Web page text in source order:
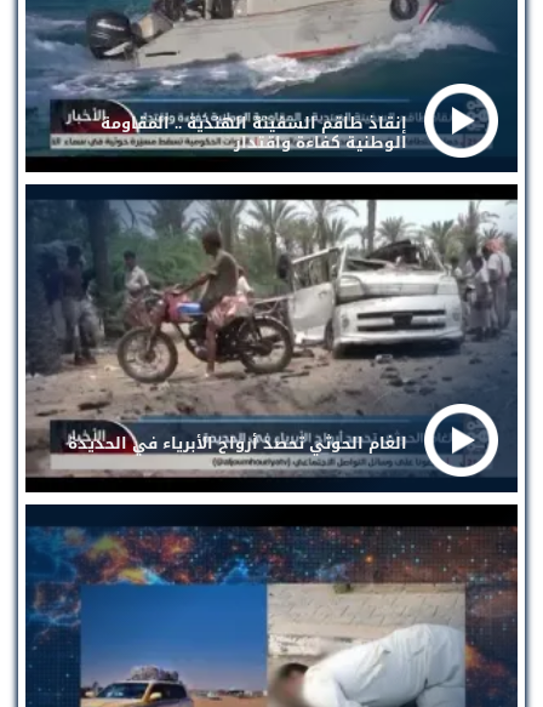
إنقاذ طاقم السفينة الهندية .. المقاومة
الوطنية كفاءة واقتدار
الغام الحوثي تحصد أرواح الأبرياء في الحديدة